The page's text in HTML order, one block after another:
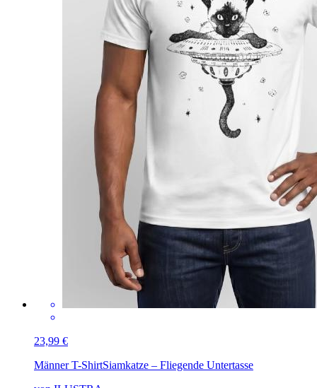
23,99 €
Männer T-ShirtSiamkatze – Fliegende Untertasse